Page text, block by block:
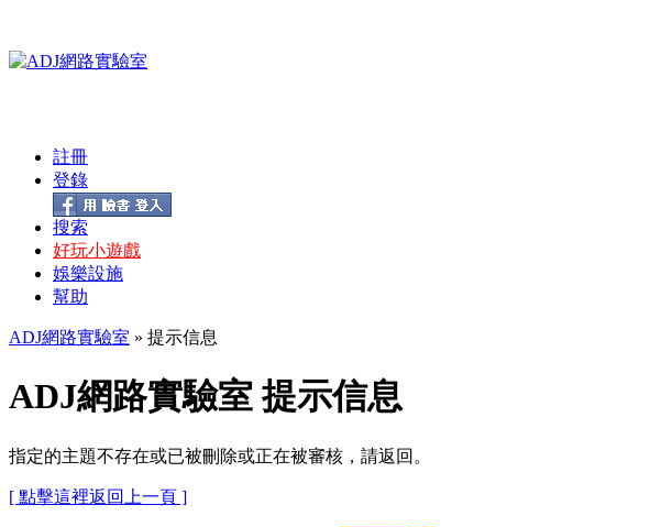
註冊
登錄
搜索
好玩小遊戲
娛樂設施
幫助
ADJ網路實驗室 » 提示信息
ADJ網路實驗室 提示信息
指定的主題不存在或已被刪除或正在被審核，請返回。
[ 點擊這裡返回上一頁 ]